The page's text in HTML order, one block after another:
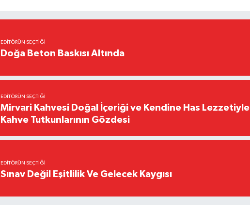
EDITÖRÜN SEÇTIĞI
Doğa Beton Baskısı Altında
EDITÖRÜN SEÇTIĞI
Mirvari Kahvesi Doğal İçeriği ve Kendine Has Lezzetiyle
Kahve Tutkunlarının Gözdesi
EDITÖRÜN SEÇTIĞI
Sınav Değil Eşitlilik Ve Gelecek Kaygısı